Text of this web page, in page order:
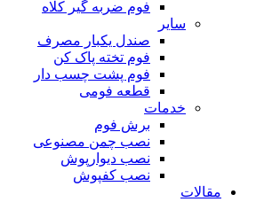
فوم ضربه گیر کلاه
سایر
صندل یکبار مصرف
فوم تخته پاک کن
فوم پشت چسب دار
قطعه فومی
خدمات
برش فوم
نصب چمن مصنوعی
نصب دیوارپوش
نصب کفپوش
مقالات